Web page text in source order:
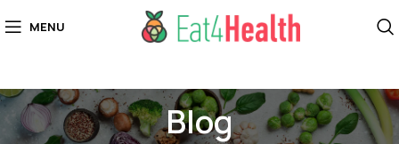
MENU
Blog